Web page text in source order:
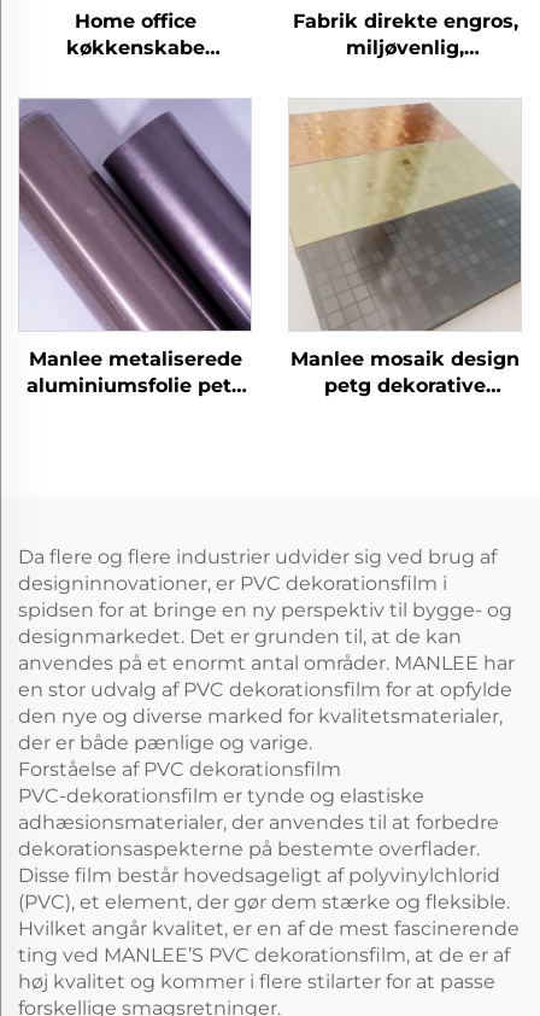
Home office
køkkenskabe
beskyttelsesfilm petg
møbler dekorative
marmorfilm
Fabrik direkte engros,
miljøvenlig,
hjemmekontor, hotel,
petg møbler,
dekorative
trækornfilm
Manlee metaliserede
aluminiumsfolie petg
Manlee mosaik design
petg dekorative
Da flere og flere industrier udvider sig ved brug af
designinnovationer, er PVC dekorationsfilm i
spidsen for at bringe en ny perspektiv til bygge- og
designmarkedet. Det er grunden til, at de kan
anvendes på et enormt antal områder. MANLEE har
en stor udvalg af PVC dekorationsfilm for at opfylde
den nye og diverse marked for kvalitetsmaterialer,
der er både pænlige og varige.
Forståelse af PVC dekorationsfilm
PVC-dekorationsfilm er tynde og elastiske
adhæsionsmaterialer, der anvendes til at forbedre
dekorationsaspekterne på bestemte overflader.
Disse film består hovedsageligt af polyvinylchlorid
(PVC), et element, der gør dem stærke og fleksible.
Hvilket angår kvalitet, er en af de mest fascinerende
ting ved MANLEE’S PVC dekorationsfilm, at de er af
høj kvalitet og kommer i flere stilarter for at passe
forskellige smagsretninger.